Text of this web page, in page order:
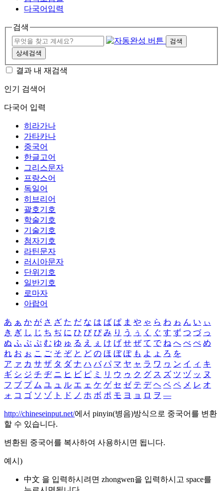
다국어입력
검색
검색
상세검색
결과 내 재검색
인기 검색어
다국어 입력
히라가나
가타카나
중국어
한글고어
그리스문자
프랑스어
독일어
히브리어
괄호기호
학술기호
기술기호
첨자기호
라틴문자
러시아문자
단위기호
일반기호
로마자
아랍어
あ ぁ か が さ ざ た だ な は ば ぱ ま や ゃ ら わ ゎ ん い ぃ
き ぎ し じ ち ぢ に ひ び ぴ み り う ぅ く ぐ す ず つ づ っ
ぬ ふ ぶ ぷ む ゆ ゅ る え ぇ け げ せ ぜ て で ね へ べ ぺ め
れ お ぉ こ ご そ ぞ と ど の ほ ぼ ぽ も よ ょ ろ を
ア ァ カ サ ザ タ ダ ナ ハ バ パ マ ヤ ャ ラ ワ ヮ ン イ ィ キ
ギ シ ジ チ ヂ ニ ヒ ビ ピ ミ リ ウ ゥ ク グ ス ズ ツ ヅ ッ ヌ
フ ブ プ ム ユ ュ ル エ ェ ケ ゲ セ ゼ テ デ ヘ ベ ペ メ レ オ
ォ コ ゴ ソ ゾ ト ド ノ ホ ボ ポ モ ヨ ョ ロ ヲ ―
http://chineseinput.net/에서 pinyin(병음)방식으로 중국어를 변환
할 수 있습니다.
변환된 중국어를 복사하여 사용하시면 됩니다.
예시)
中文 을 입력하시려면 zhongwen을 입력하시고 space를